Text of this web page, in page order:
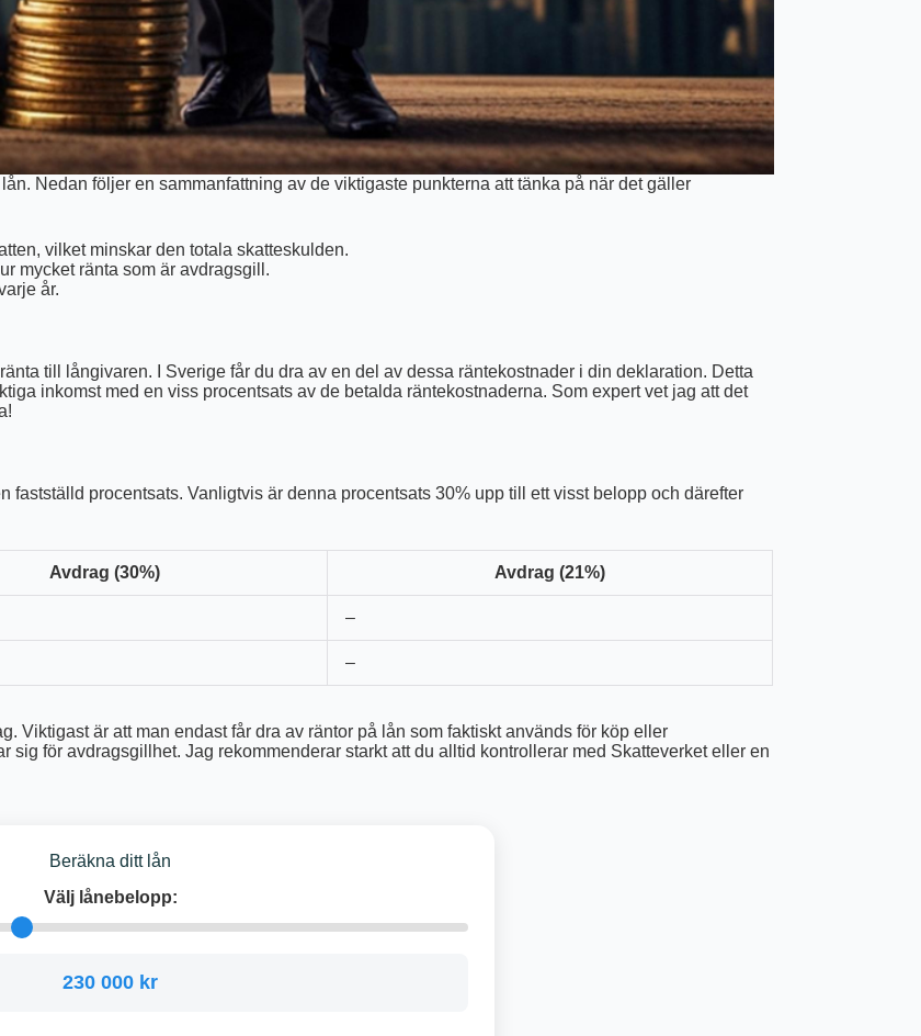
Nedan följer en sammanfattning av de viktigaste punkterna att tänka på när det gäller
vilket minskar den totala skatteskulden.
mycket ränta som är avdragsgill.
år.
till långivaren. I Sverige får du dra av en del av dessa räntekostnader i din deklaration. Detta
inkomst med en viss procentsats av de betalda räntekostnaderna. Som expert vet jag att det
procentsats. Vanligtvis är denna procentsats 30% upp till ett visst belopp och därefter
Avdrag (30%) Avdrag (21%)
–
–
Viktigast är att man endast får dra av räntor på lån som faktiskt används för köp eller
för avdragsgillhet. Jag rekommenderar starkt att du alltid kontrollerar med Skatteverket eller en
Beräkna ditt lån
Välj lånebelopp:
230 000 kr